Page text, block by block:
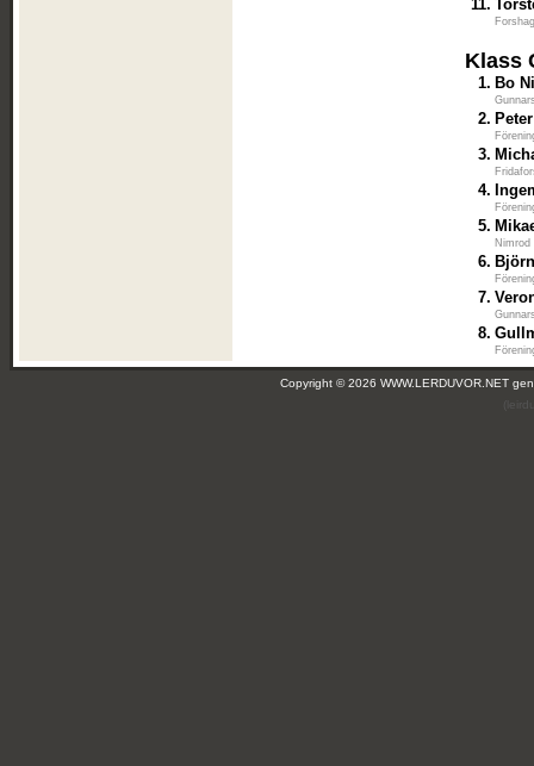
11.
Klass
1. Bo
2.
3.
4.
5.
6.
7.
8.
Copyright © 2026 WWW.LERDUVOR.NET